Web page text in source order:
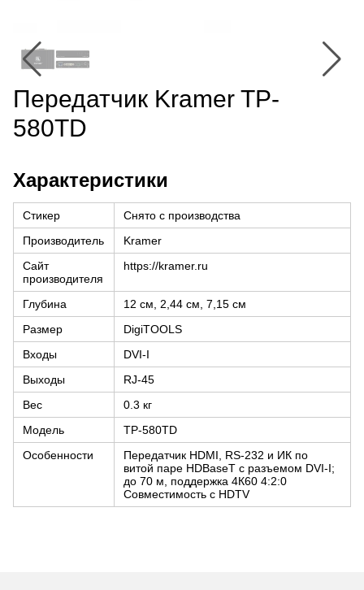
Передатчик Kramer TP-
580TD
Характеристики
Стикер
Снято с производства
Производитель
Kramer
Сайт
производителя
https://kramer.ru
Глубина
12 см, 2,44 см, 7,15 см
Размер
DigiTOOLS
Входы
DVI-I
Выходы
RJ-45
Вес
0.3 кг
Модель
TP-580TD
Особенности
Передатчик HDMI, RS-232 и ИК по
витой паре HDBaseT с разъемом DVI-I;
до 70 м, поддержка 4К60 4:2:0
Совместимость с HDTV